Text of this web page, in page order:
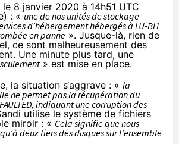
8 janvier 2020 à 14h51 UTC
: «une de nos unités de stockage
d’hébergement hébergés à LU-BI1
en panne ». Jusque-là, rien de
ce sont malheureusement des
Une minute plus tard, une
» est mise en place.
la situation s‘aggrave : « la
ne permet pas la récupération du
indiquant une corruption des
utilise le système de fichiers
miroir : « Cela signifie que nous
deux tiers des disques sur l’ensemble